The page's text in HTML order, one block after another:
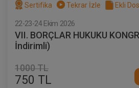
Sertifika Tekrar İzle Ekli
22-23-24 Ekim 2026
VII. BORÇLAR HUKUKU
İndirimli)
1000 TL
750 TL